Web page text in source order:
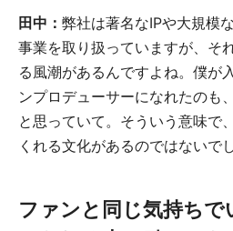
田中： 弊社は著名なIPや大規模
事業を取り扱っていますが、そ
る風潮があるんですよね。僕が
ンプロデューサーになれたのも
と思っていて。そういう意味で
くれる文化があるのではないで
ファンと同じ気持ちで